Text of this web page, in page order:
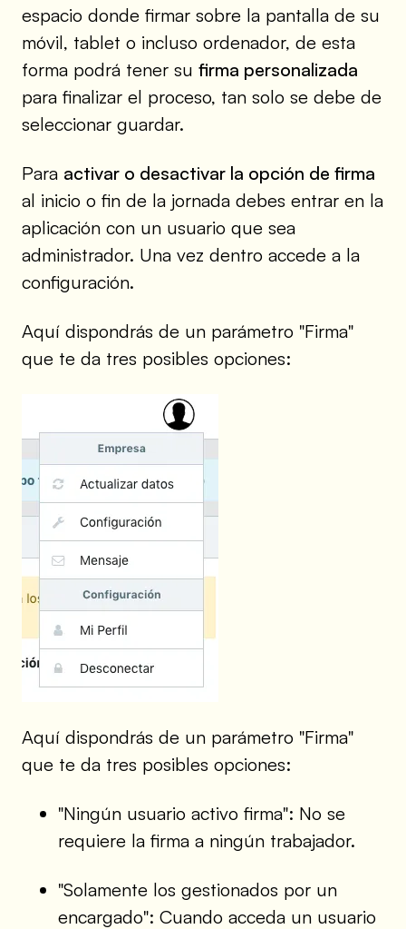
espacio donde firmar sobre la pantalla de su
móvil, tablet o incluso ordenador, de esta
forma podrá tener su firma personalizada
para finalizar el proceso, tan solo se debe de
seleccionar guardar.
Para activar o desactivar la opción de firma
al inicio o fin de la jornada debes entrar en la
aplicación con un usuario que sea
administrador. Una vez dentro accede a la
configuración.
Aquí dispondrás de un parámetro "Firma"
que te da tres posibles opciones:
Aquí dispondrás de un parámetro "Firma"
que te da tres posibles opciones:
"Ningún usuario activo firma": No se
requiere la firma a ningún trabajador.
"Solamente los gestionados por un
encargado": Cuando acceda un usuario